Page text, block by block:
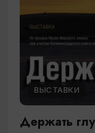
ВЫСТАВКИ
Держать